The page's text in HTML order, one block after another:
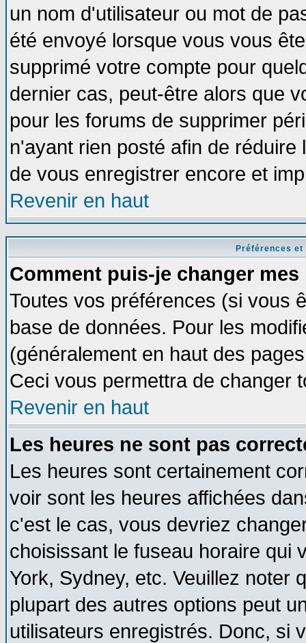
un nom d'utilisateur ou mot de
été envoyé lorsque vous vous
supprimé votre compte pour
dernier cas, peut-être alors que
pour les forums de supprimer
n'ayant rien posté afin de
de vous enregistrer encore et
Revenir en haut
Préférences
Comment puis-je changer mes
Toutes vos préférences (si vous
base de données. Pour les
(généralement en haut des
Ceci vous permettra de changer
Revenir en haut
Les heures ne sont pas
Les heures sont certainement
voir sont les heures affichées
c'est le cas, vous devriez
choisissant le fuseau horaire qui
York, Sydney, etc. Veuillez noter
plupart des autres options peut
utilisateurs enregistrés. Donc, si